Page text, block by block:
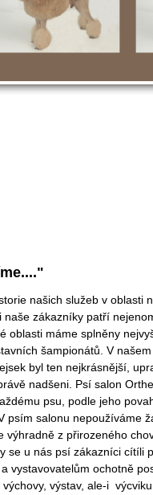
našich služeb v oblasti
zákazníky patří
oblasti máme splněny
šampionátů. V
byl ten nejkrásnější,
nadšeni. Psí salon
psu, podle jeho
psím salonu nepoužíváme
výhradně z přirozeného
se u nás psí zákazníci cítíli
vystavovatelům ochotně
výstav, ale-i